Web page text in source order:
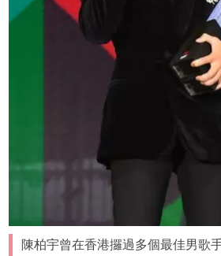
陳柏宇曾在香港攞過多個最佳男歌